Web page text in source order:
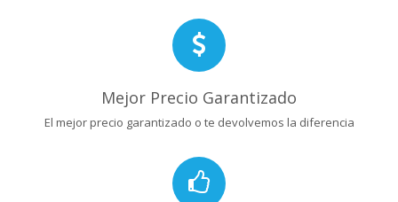
Mejor Precio Garantizado
El mejor precio garantizado o te devolvemos la diferencia